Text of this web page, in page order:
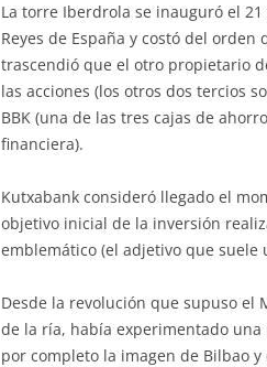
La torre Iberdrola se inauguró el
Reyes de España y costó del
trascendió que el otro propietario
las acciones (los otros dos tercios
BBK (una de las tres cajas de
financiera).
Kutxabank consideró llegado el
objetivo inicial de la inversión
emblemático (el adjetivo que
Desde la revolución que supuso el
de la ría, había experimentado
por completo la imagen de Bilbao